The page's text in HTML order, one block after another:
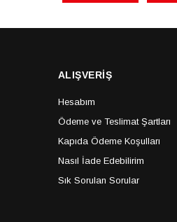
ALIŞVERİŞ
Hesabım
Ödeme ve Teslimat Şartları
Kapıda Ödeme Koşulları
Nasıl İade Edebilirim
Sık Sorulan Sorular